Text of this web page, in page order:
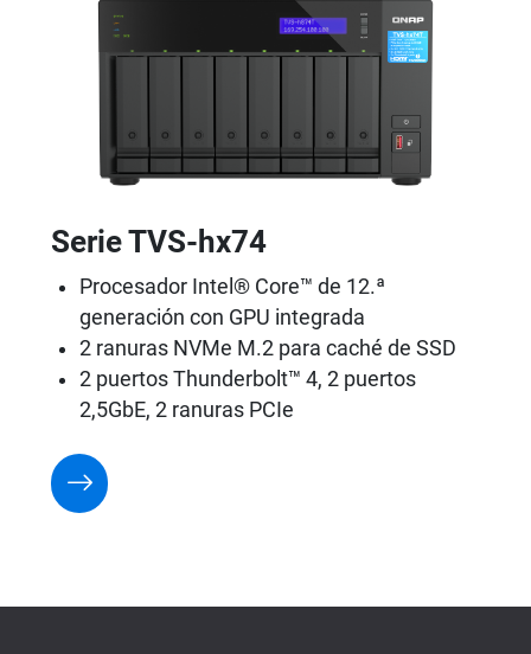
Serie TVS-hx74
Procesador Intel® Core™ de 12.ª
generación con GPU integrada
2 ranuras NVMe M.2 para caché de SSD
2 puertos Thunderbolt™ 4, 2 puertos
2,5GbE, 2 ranuras PCIe